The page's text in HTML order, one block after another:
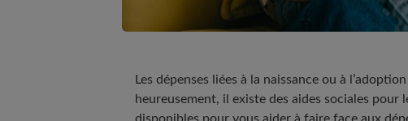
Les dépenses liées à la naissance ou à
heureusement, il existe des aides sociales
disponibles pour vous aider à faire face aux